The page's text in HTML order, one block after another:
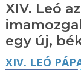
XIV. Leó
egy új,
XIV. LEÓ